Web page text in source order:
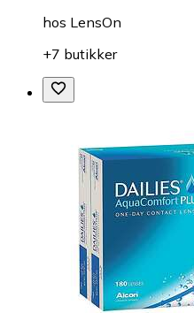
hos LensOn
+7 butikker